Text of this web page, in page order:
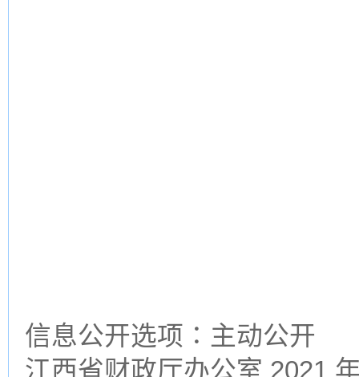
信息公开选项∶主动公开
江西省财政厅办公室 2021